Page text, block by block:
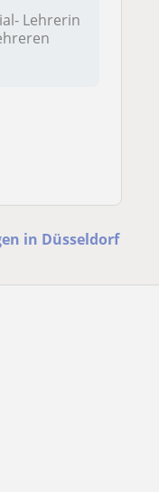
Lehrerin
in Düsseldorf